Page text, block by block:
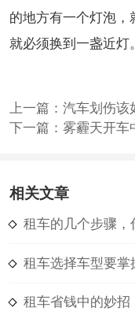
的地方有一个灯泡，
就必须换到一盏近灯。
上一篇： 汽车划伤该
下一篇： 雾霾天开车
相关文章
租车的几个步骤，
租车选择车型要掌
租车省钱中的妙招